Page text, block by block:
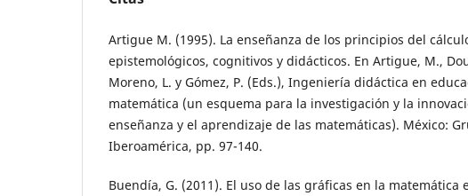
Artigue M. (1995). La enseñanza de los principios del
epistemológicos, cognitivos y didácticos. En Artigue, M.,
Moreno, L. y Gómez, P. (Eds.), Ingeniería didáctica en
matemática (un esquema para la investigación y la
enseñanza y el aprendizaje de las matemáticas). México:
Iberoamérica, pp. 97-140.
Buendía, G. (2011). El uso de las gráficas en la matemática